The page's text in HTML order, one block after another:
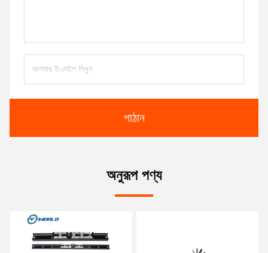
পাঠান
অনুরূপ পণ্য